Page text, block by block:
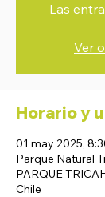
Las
Ver
Horario y
01 may 2025,
Parque Natural
PARQUE
Chile